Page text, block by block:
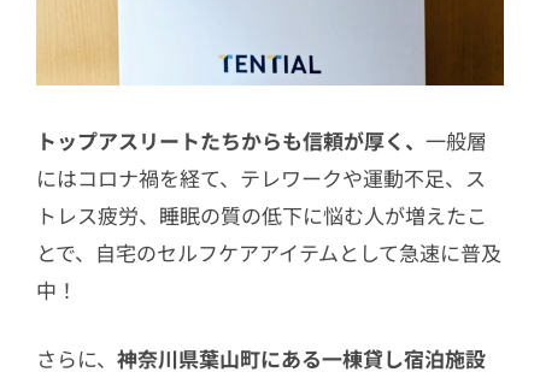
トップアスリートたちからも信頼が厚く、 一般層
にはコロナ禍を経て、テレワークや運動不足、ス
トレス疲労、睡眠の質の低下に悩む人が増えたこ
とで、自宅のセルフケアアイテムとして急速に普及
中！
さらに、 神奈川県葉山町にある一棟貸し宿泊施設